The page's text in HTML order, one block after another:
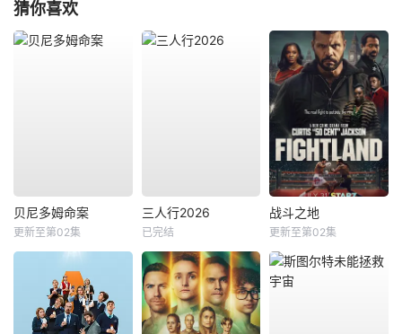
猜你喜欢
贝尼多姆命案
更新至第02集
三人行2026
已完结
战斗之地
更新至第02集